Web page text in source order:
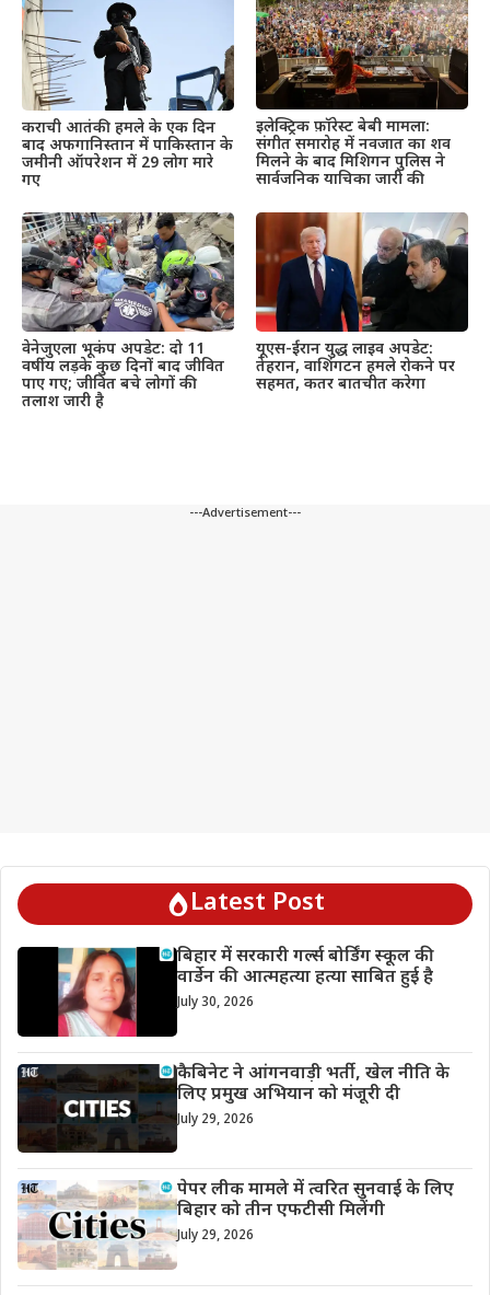
कराची आतंकी हमले के एक दिन
बाद अफगानिस्तान में पाकिस्तान के
जमीनी ऑपरेशन में 29 लोग मारे
गए
इलेक्ट्रिक फ़ॉरेस्ट बेबी मामला:
संगीत समारोह में नवजात का शव
मिलने के बाद मिशिगन पुलिस ने
सार्वजनिक याचिका जारी की
वेनेजुएला भूकंप अपडेट: दो 11
वर्षीय लड़के कुछ दिनों बाद जीवित
पाए गए; जीवित बचे लोगों की
तलाश जारी है
यूएस-ईरान युद्ध लाइव अपडेट:
तेहरान, वाशिंगटन हमले रोकने पर
सहमत, कतर बातचीत करेगा
---Advertisement---
Latest Post
बिहार में सरकारी गर्ल्स बोर्डिंग स्कूल की
वार्डेन की आत्महत्या हत्या साबित हुई है
July 30, 2026
कैबिनेट ने आंगनवाड़ी भर्ती, खेल नीति के
लिए प्रमुख अभियान को मंजूरी दी
July 29, 2026
पेपर लीक मामले में त्वरित सुनवाई के लिए
बिहार को तीन एफटीसी मिलेंगी
July 29, 2026